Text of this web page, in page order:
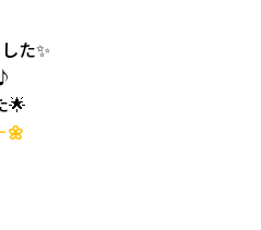
た✨
🌟
🌼